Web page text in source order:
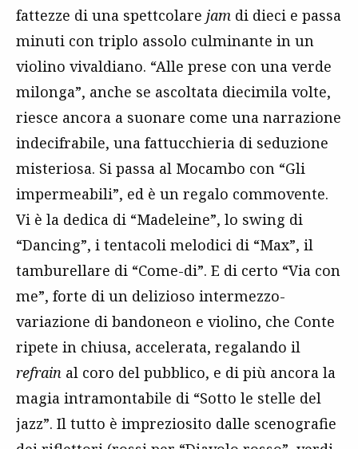
fattezze di una spettcolare jam di dieci e passa
minuti con triplo assolo culminante in un
violino vivaldiano. “Alle prese con una verde
milonga”, anche se ascoltata diecimila volte,
riesce ancora a suonare come una narrazione
indecifrabile, una fattucchieria di seduzione
misteriosa. Si passa al Mocambo con “Gli
impermeabili”, ed è un regalo commovente.
Vi è la dedica di “Madeleine”, lo swing di
“Dancing”, i tentacoli melodici di “Max”, il
tamburellare di “Come-di”. E di certo “Via con
me”, forte di un delizioso intermezzo-
variazione di bandoneon e violino, che Conte
ripete in chiusa, accelerata, regalando il
refrain al coro del pubblico, e di più ancora la
magia intramontabile di “Sotto le stelle del
jazz”. Il tutto è impreziosito dalle scenografie